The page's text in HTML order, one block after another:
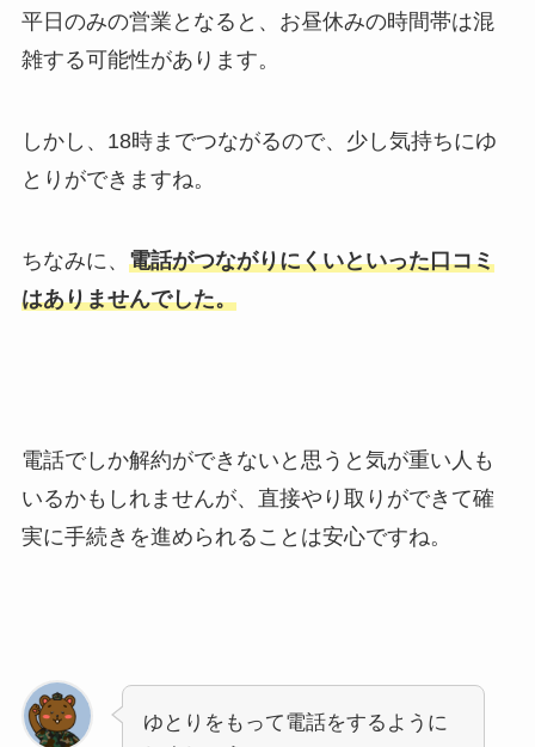
平日のみの営業となると、お昼休みの時間帯は混
雑する可能性があります。
しかし、18時までつながるので、少し気持ちにゆ
とりができますね。
ちなみに、 電話がつながりにくいといった口コミ
はありませんでした。
電話でしか解約ができないと思うと気が重い人も
いるかもしれませんが、 直接やり取りができて確
実に手続きを進められることは安心ですね。
ゆとりをもって電話をするように